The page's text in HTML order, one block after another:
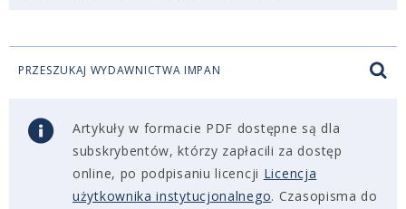
PRZESZUKAJ WYDAWNICTWA IMPAN
Artykuły w formacie PDF dostępne są dla
subskrybentów, którzy zapłacili za dostęp
online, po podpisaniu licencji Licencja
użytkownika instytucjonalnego. Czasopisma do